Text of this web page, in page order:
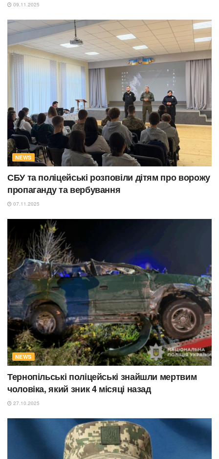
09.11.2025
NEWS
СБУ та поліцейські розповіли дітям про ворожу
пропаганду та вербування
07.11.2025
NEWS
Тернопільські поліцейські знайшли мертвим
чоловіка, який зник 4 місяці назад
27.10.2025